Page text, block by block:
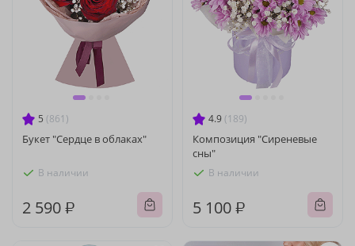
5 (861)
Букет "Сердце в облаках"
В наличии
2 590 ₽
4.9 (189)
Композиция "Сиреневые
сны"
В наличии
5 100 ₽